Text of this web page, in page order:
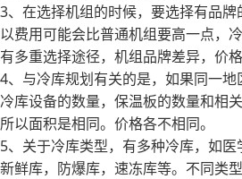
3、在选择机组的时候，要选择有品
以费用可能会比普通机组要高一点，
有多重选择途径，机组品牌差异，价格
4、与冷库规划有关的是，如果同一
冷库设备的数量，保温板的数量和相
所以面积是相同。价格各不相同。
5、关于冷库类型，有多种冷库，如医
新鲜库，防爆库，速冻库等。不同类